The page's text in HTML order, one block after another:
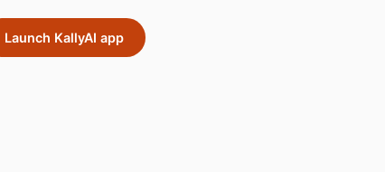
Launch KallyAI app